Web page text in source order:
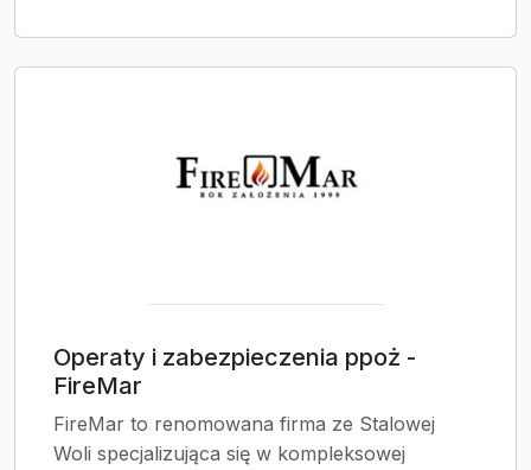
Operaty i zabezpieczenia ppoż -
FireMar
FireMar to renomowana firma ze Stalowej
Woli specjalizująca się w kompleksowej